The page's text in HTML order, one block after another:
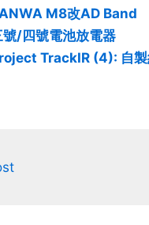
M8改AD Band
號/四號電池放電器
TrackIR (4): 自製